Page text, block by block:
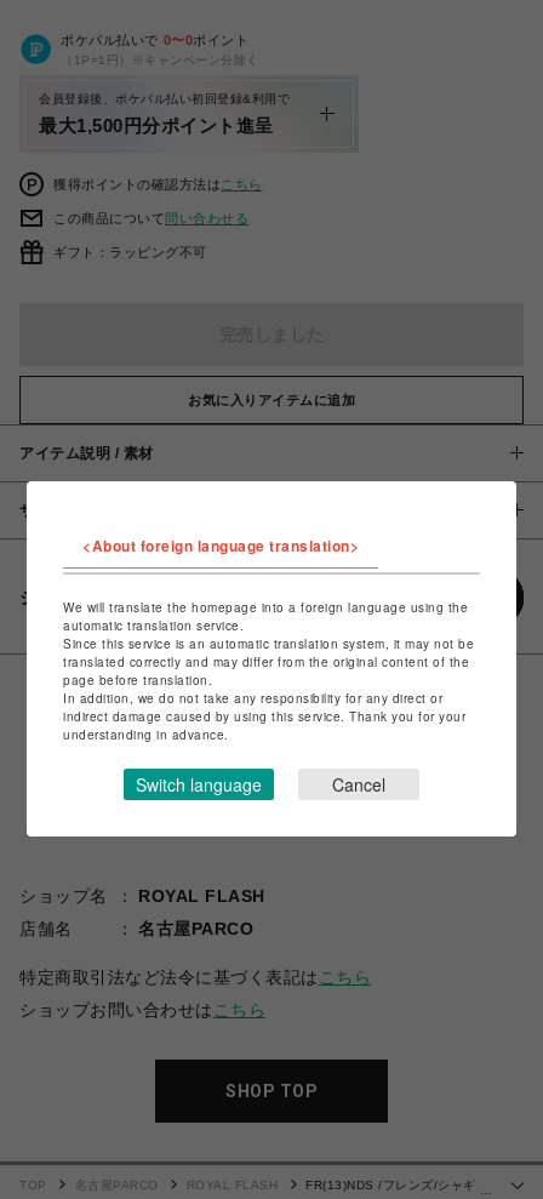
ポケパル払いで 0〜0ポイント
（1P=1円）※キャンペーン分除く
会員登録後、ポケパル払い初回登録&利用で
最大1,500円分ポイント進呈
獲得ポイントの確認方法は こちら
この商品について問い合わせる
ギフト：ラッピング不可
お気に入りアイテムに追加
アイテム説明 / 素材
サイズ
シェアする
ショップ名
ROYAL FLASH
店舗名
名古屋PARCO
特定商取引法など法令に基づく表記は こちら
ショップお問い合わせは こちら
SHOP TOP
…
TOP 名古屋PARCO ROYAL FLASH
FR(13)NDS /フレンズ/シャギー
<About foreign language translation>
We will translate the homepage into a foreign language using the
automatic translation service.
Since this service is an automatic translation system, it may not be
translated correctly and may differ from the original content of the
page before translation.
In addition, we do not take any responsibility for any direct or
indirect damage caused by using this service. Thank you for your
understanding in advance.
Switch language Cancel